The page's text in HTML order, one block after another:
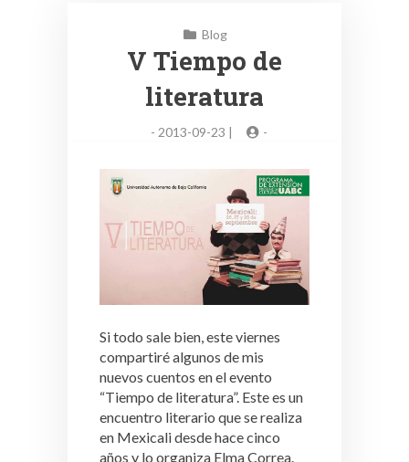
Blog
V Tiempo de
literatura
- 2013-09-23 | -
Si todo sale bien, este viernes
compartiré algunos de mis
nuevos cuentos en el evento
“Tiempo de literatura”. Este es un
encuentro literario que se realiza
en Mexicali desde hace cinco
años y lo organiza Elma Correa.